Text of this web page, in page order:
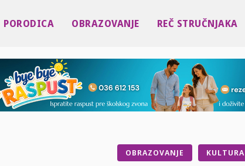
PORODICA OBRAZOVANJE REČ STRUČNJAKA
OBRAZOVANJE KULTURA